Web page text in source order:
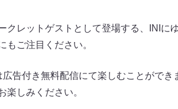
クレットゲストとして登場する、INIに
もご注目ください。
広告付き無料配信にて楽しむことがで
楽しみください。